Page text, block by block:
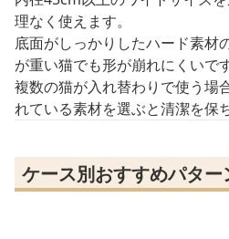
理なく使えます。
底面がしっかりしたハード素材
が重い猫でも形が崩れにくいです
複数の猫が入れ替わりで使う場
れている素材を選ぶと清潔を保
ケース別おすすめパター